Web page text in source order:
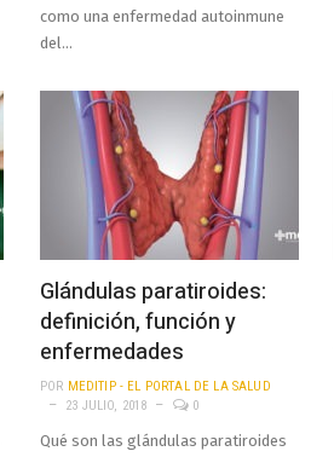
como una enfermedad autoinmune
del…
Glándulas paratiroides:
definición, función y
enfermedades
POR MEDITIP - EL PORTAL DE LA SALUD
23 JULIO, 2018
0
Qué son las glándulas paratiroides